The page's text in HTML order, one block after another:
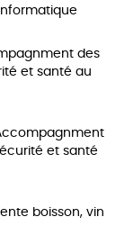
des
et santé au
et santé
boisson, vin